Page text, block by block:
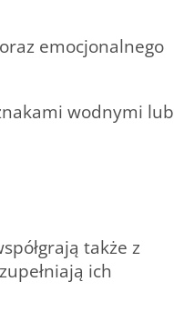
emocjonalnego
wodnymi lub
także z
ich